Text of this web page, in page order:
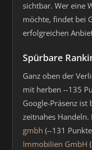
sichtbar. Wer eine
möchte, findet bei
erfolgreichen
Spürbare
Ganz oben der
mit herben --135
Google-Präsenz
zeitnahes Handeln.
gmbh (--131
Immobilien GmbH